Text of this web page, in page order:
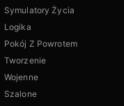
Symulatory Życia
Logika
Pokój Z Powrotem
Tworzenie
Wojenne
Szalone